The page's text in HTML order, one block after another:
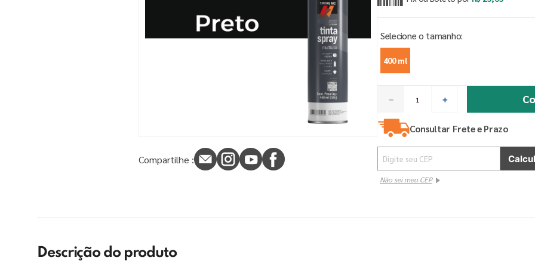
Compartilhe :
400 ml
＋
－
Consultar Frete e Prazo
Não sei meu CEP
Descrição do produto